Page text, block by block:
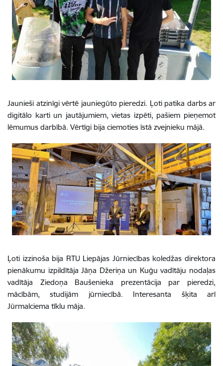
Jaunieši atzinīgi vērtē jauniegūto pieredzi. Ļoti patika darbs ar
digitālo karti un jautājumiem, vietas izpēti, pašiem pieņemot
lēmumus darbībā. Vērtīgi bija ciemoties īstā zvejnieku mājā.
Ļoti izzinoša bija RTU Liepājas Jūrniecības koledžas direktora
pienākumu izpildītāja Jāņa Džeriņa un Kuģu vadītāju nodaļas
vadītāja Ziedoņa Baušenieka prezentācija par pieredzi,
mācībām, studijām jūrniecībā. Interesanta šķita arī
Jūrmalciema tīklu māja.